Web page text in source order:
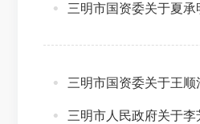
三明市国资委关于夏
三明市国资委关于王
三明市人民政府关于